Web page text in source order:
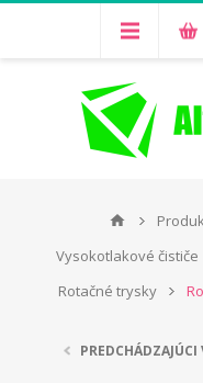
Vysokotlakové čističe
Rotačné trysky